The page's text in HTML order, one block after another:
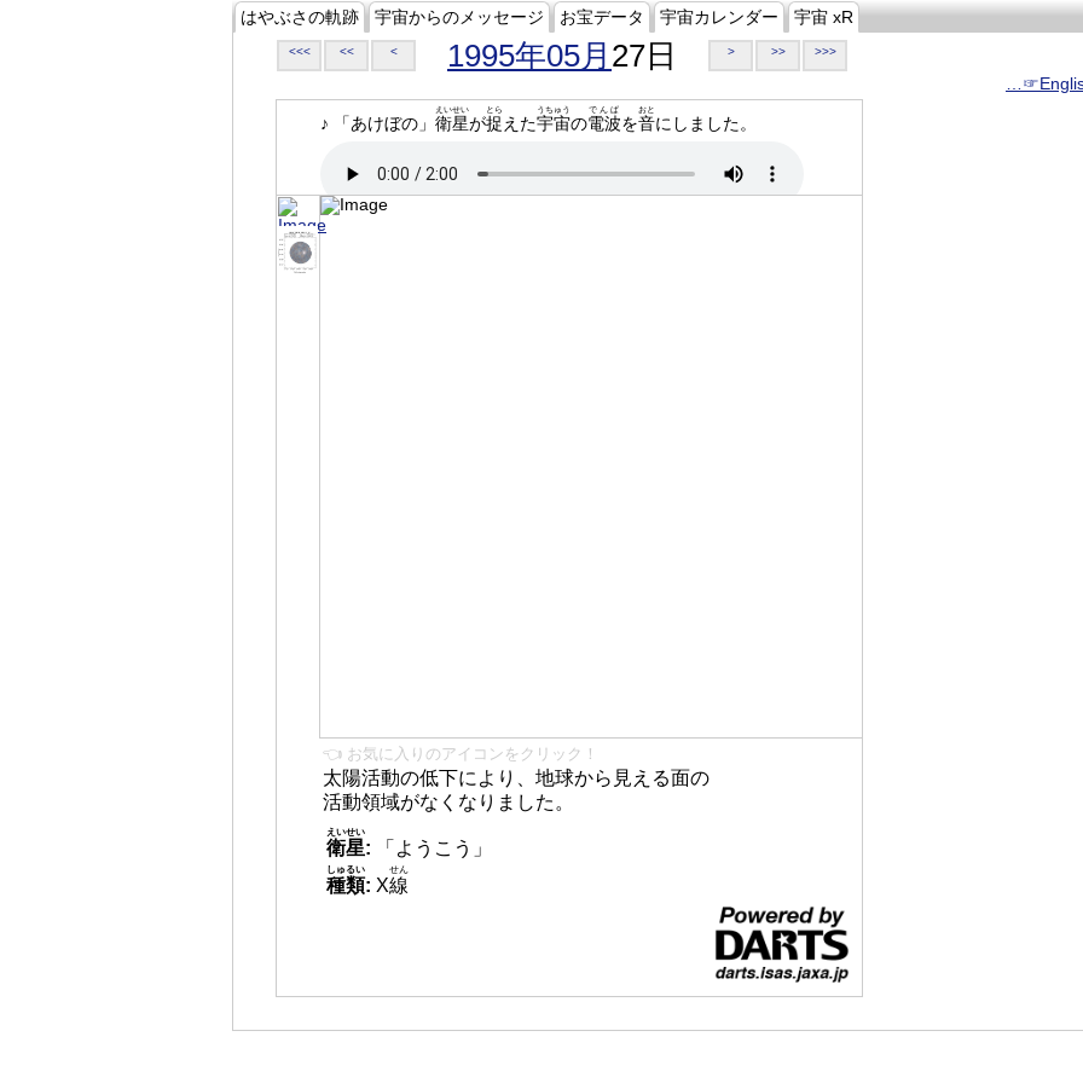
はやぶさの軌跡 宇宙からのメッセージ お宝データ 宇宙カレンダー 宇宙 xR
<<< << < 1995年05月 27日 > >> >>>
♪ 「あけぼの」 衛星
えいせい
が捉
とら
えた宇宙
うちゅう
の電波
でんぱ
を音
おと
にしました。
👈 お気に入りのアイコンをクリック！
太陽活動の低下により、地球から見える面の
活動領域がなくなりました。
衛星
えいせい
:
「ようこう」
種類
しゅるい
: X線
せん